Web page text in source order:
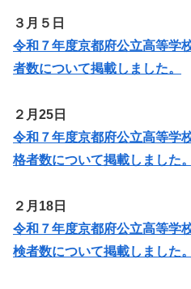
３月５日
令和７年度京都府公立高等学
者数について掲載しました。
２月25日
令和７年度京都府公立高等学
格者数について掲載しました。
２月18日
令和７年度京都府公立高等学
検者数について掲載しました。